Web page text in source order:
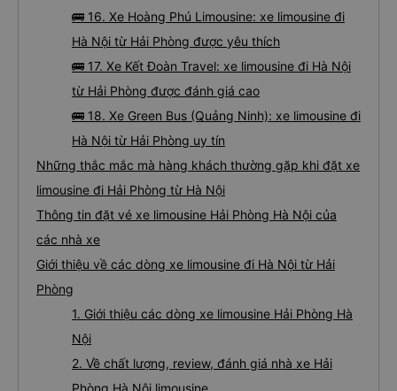
🚌 16. Xe Hoàng Phú Limousine: xe limousine đi
Hà Nội từ Hải Phòng được yêu thích
🚌 17. Xe Kết Đoàn Travel: xe limousine đi Hà Nội
từ Hải Phòng được đánh giá cao
🚌 18. Xe Green Bus (Quảng Ninh): xe limousine đi
Hà Nội từ Hải Phòng uy tín
Những thắc mắc mà hàng khách thường gặp khi đặt xe
limousine đi Hải Phòng từ Hà Nội
Thông tin đặt vé xe limousine Hải Phòng Hà Nội của
các nhà xe
Giới thiệu về các dòng xe limousine đi Hà Nội từ Hải
Phòng
1. Giới thiệu các dòng xe limousine Hải Phòng Hà
Nội
2. Về chất lượng, review, đánh giá nhà xe Hải
Phòng Hà Nội limousine